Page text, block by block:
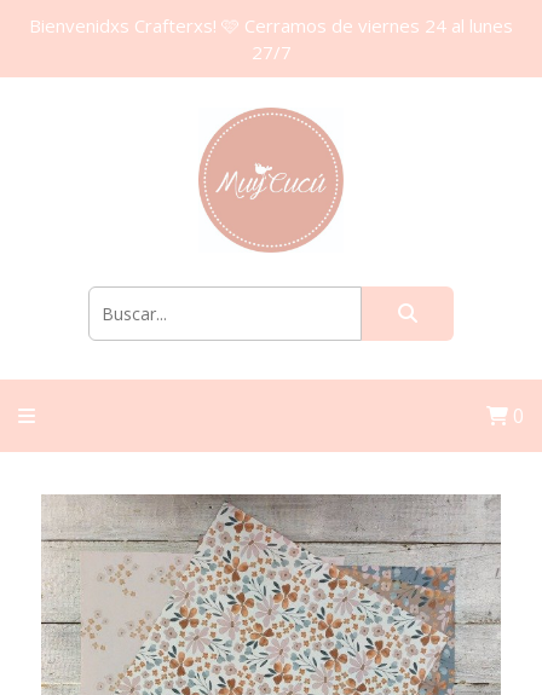
Bienvenidxs Crafterxs! 🩷 Cerramos de viernes 24 al lunes
27/7
0